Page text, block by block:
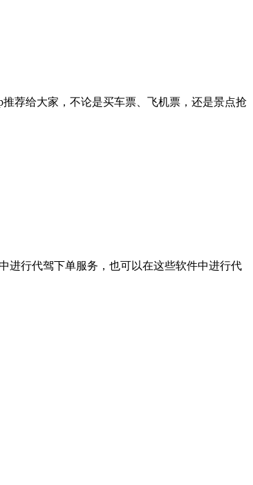
荐给大家，不论是买车票、飞机票，还是景点抢
进行代驾下单服务，也可以在这些软件中进行代